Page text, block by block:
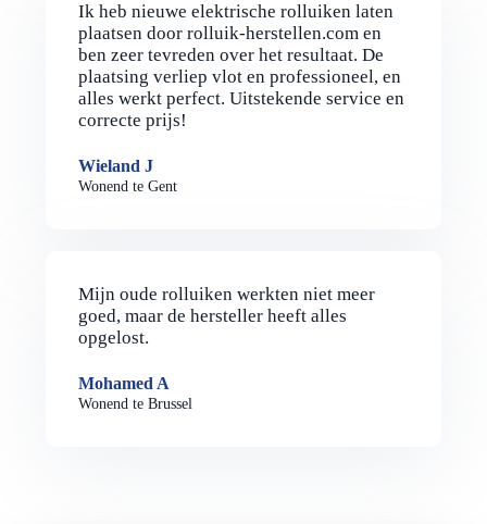
Ik heb nieuwe elektrische rolluiken laten
plaatsen door rolluik-herstellen.com en
ben zeer tevreden over het resultaat. De
plaatsing verliep vlot en professioneel, en
alles werkt perfect. Uitstekende service en
correcte prijs!
Wieland J
Wonend te Gent
Mijn oude rolluiken werkten niet meer
goed, maar de hersteller heeft alles
opgelost.
Mohamed A
Wonend te Brussel